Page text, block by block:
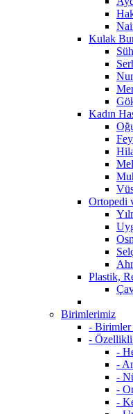
Kulak
Kadın
Ortopedi
Plastik,
Birimlerimiz
- Birimler
-
-
-
-
-
-